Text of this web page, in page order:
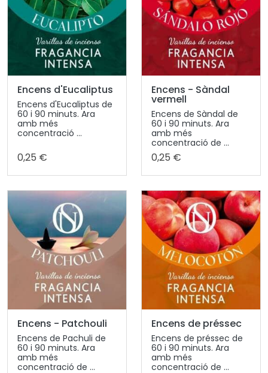
Encens d'Eucaliptus
Encens d'Eucaliptus de
60 i 90 minuts. Ara
amb més
concentració ...
0,25 €
Encens - Sàndal
vermell
Encens de Sàndal de
60 i 90 minuts. Ara
amb més
concentració de ...
0,25 €
Encens - Patchouli
Encens de Pachuli de
60 i 90 minuts. Ara
amb més
concentració de ...
Encens de préssec
Encens de préssec de
60 i 90 minuts. Ara
amb més
concentració de ...